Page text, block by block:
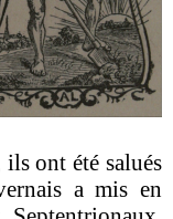
ont été salués
a mis en